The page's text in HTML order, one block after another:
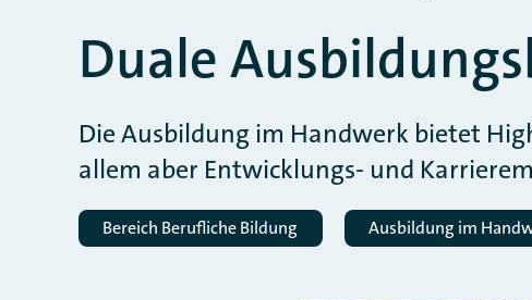
Duale
Die Ausbildung im Handwerk bietet
allem aber Entwicklungs- und
Bereich Berufliche Bildung Ausbildung im